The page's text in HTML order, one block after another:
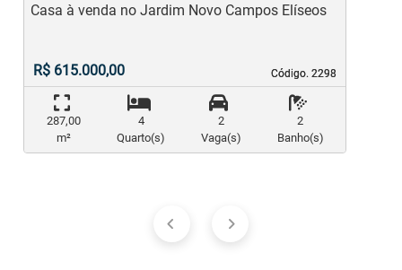
Código. 2298
Código. 2298
Casa à venda no Jardim Novo Campos Elíseos
R$ 615.000,00
287,00
m²
4
Quarto(s)
2
Vaga(s)
2
Banho(s)